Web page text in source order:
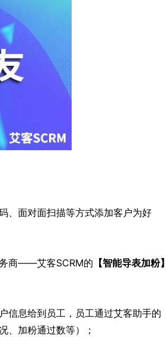
、面对面扫描等方式添加客户为好
务商——艾客SCRM的 【智能导表加粉
信息给到员工，员工通过艾客助手的
、加粉通过数等）；